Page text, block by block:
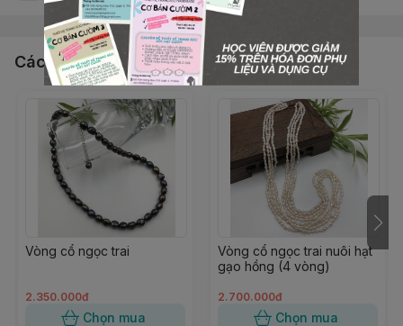
Các sản phẩm, dịch vụ khác
Vòng cổ ngọc trai
2.350.000đ
Chọn mua
Vòng cổ ngọc trai nuôi hạt
gạo hồng (4 vòng)
2.700.000đ
Chọn mua